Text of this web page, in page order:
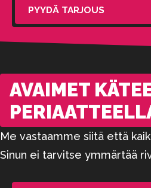
PYYDÄ TARJOUS
AVAIMET
Me vastaamme siitä että
Sinun ei tarvitse ymmärtää